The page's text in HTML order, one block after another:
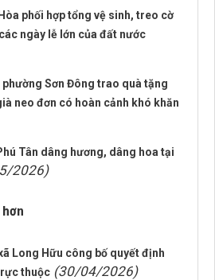
phối hợp tổng vệ sinh, treo cờ
ngày lễ lớn của đất nước
phường Sơn Đông trao quà tặng
neo đơn có hoàn cảnh khó khăn
Tân dâng hương, dâng hoa tại
2026)
Long Hữu công bố quyết định
thuộc (30/04/2026)